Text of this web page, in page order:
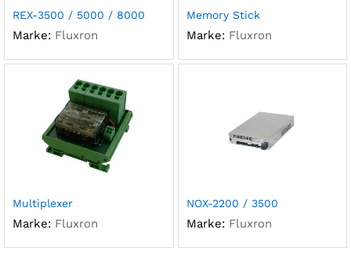
REX-3500 / 5000 / 8000
Marke: Fluxron
Memory Stick
Marke: Fluxron
Multiplexer
Marke: Fluxron
NOX-2200 / 3500
Marke: Fluxron